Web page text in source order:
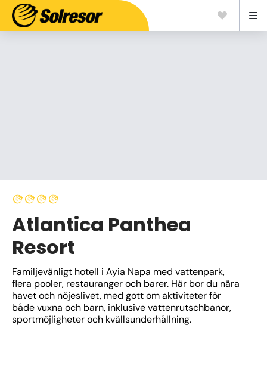
Atlantica Panthea
Resort
Familjevänligt hotell i Ayia Napa med vattenpark,
flera pooler, restauranger och barer. Här bor du nära
havet och nöjeslivet, med gott om aktiviteter för
både vuxna och barn, inklusive vattenrutschbanor,
sportmöjligheter och kvällsunderhållning.